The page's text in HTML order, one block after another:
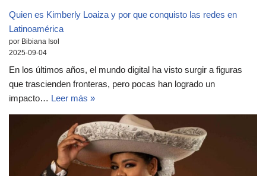
Quien es Kimberly Loaiza y por que conquisto las redes en
Latinoamérica
por Bibiana Isol
2025-09-04
En los últimos años, el mundo digital ha visto surgir a figuras
que trascienden fronteras, pero pocas han logrado un
impacto… Leer más »